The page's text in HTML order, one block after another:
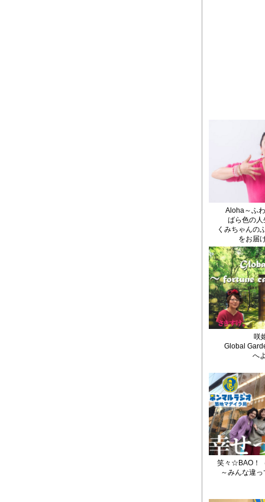
Aloha～ふ
ばら色の
くみちゃんの
をお届
咲
Global
へ
笑々☆BAO！
～みんな違